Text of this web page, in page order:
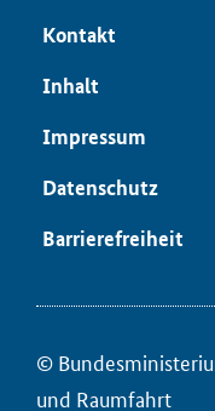
Kon­takt
In­halt
Im­pres­sum
Da­ten­schutz
Bar­rie­re­frei­heit
©
und Raum­fahrt